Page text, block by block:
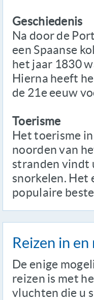
Geschiedenis
Na door de
een Spaanse
het jaar 1830
Hierna heeft
de 21e eeuw
Toerisme
Het toerisme
noorden van
stranden vindt
snorkelen. Het
populaire
Reizen in
De enige
reizen is met
vluchten die u